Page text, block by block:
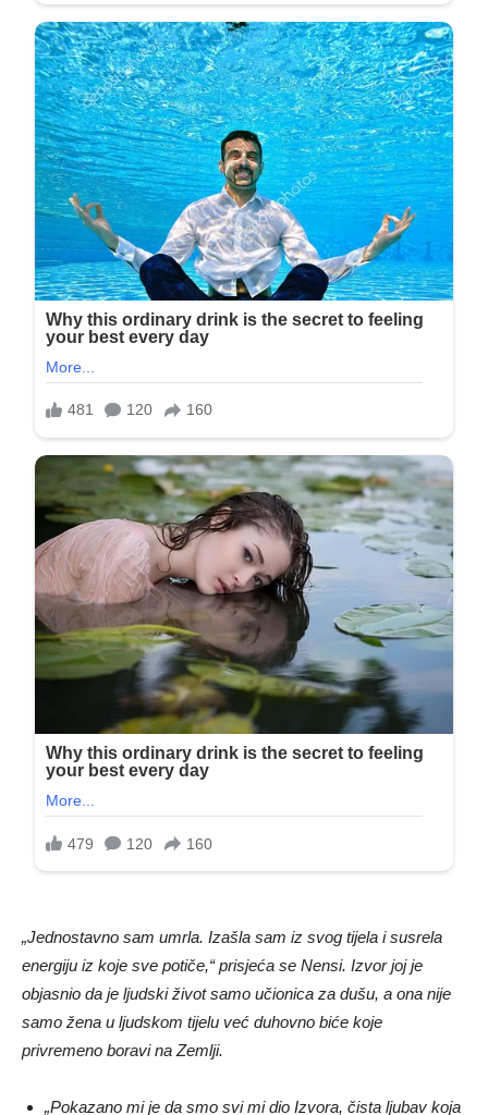
„Jednostavno sam umrla. Izašla sam iz svog tijela i susrela
energiju iz koje sve potiče,“ prisjeća se Nensi. Izvor joj je
objasnio da je ljudski život samo učionica za dušu, a ona nije
samo žena u ljudskom tijelu već duhovno biće koje
privremeno boravi na Zemlji.
„Pokazano mi je da smo svi mi dio Izvora, čista ljubav koja